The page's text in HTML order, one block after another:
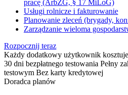
pracę (ArbZG, § 17 MiLoG)
Usługi rolnicze i fakturowanie
Planowanie zleceń (brygady,
Zarządzanie wieloma
Rozpocznij teraz
Każdy dodatkowy użytkownik
30 dni bezpłatnego testowania Pełny
testowym Bez karty kredytowej
Doradca planów